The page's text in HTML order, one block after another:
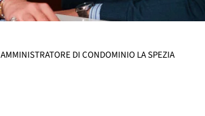
AMMINISTRATORE DI CONDOMINIO LA SPEZIA